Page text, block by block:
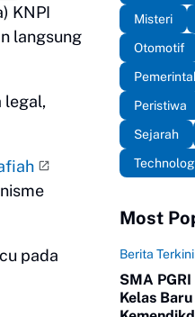
KNPI
langsung
legal,
pada
Misteri
Otomotif
Peristiwa
Sejarah
Most
Berita Terkini
SMA
Kelas